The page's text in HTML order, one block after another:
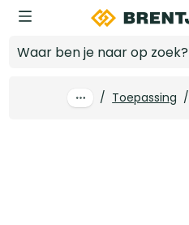
Ga naar hoofdinhoud
/ Toepassing /
Log in voor prijzen